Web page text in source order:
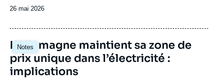
Date
publication
26 mai 2026
Notes
Image
principale
L’Allemagne maintient sa zone de
prix unique dans l’électricité :
implications